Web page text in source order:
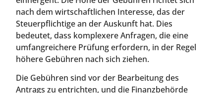
nach dem wirtschaftlichen Interesse, das der
Steuerpflichtige an der Auskunft hat. Dies
bedeutet, dass komplexere Anfragen, die eine
umfangreichere Prüfung erfordern, in der Regel
höhere Gebühren nach sich ziehen.
Die Gebühren sind vor der Bearbeitung des
Antrags zu entrichten, und die Finanzbehörde